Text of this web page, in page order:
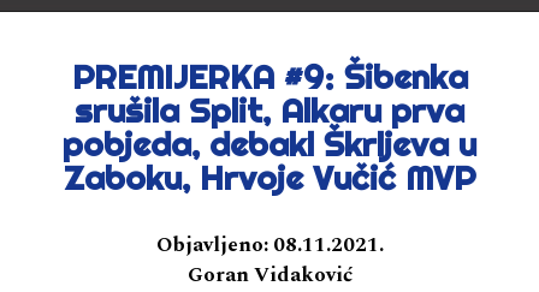
PREMIJERKA #9: Šibenka
srušila Split, Alkaru prva
pobjeda, debakl Škrljeva u
Zaboku, Hrvoje Vučić MVP
Objavljeno: 08.11.2021.
Goran Vidaković